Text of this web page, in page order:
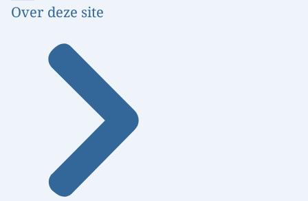
Over deze site